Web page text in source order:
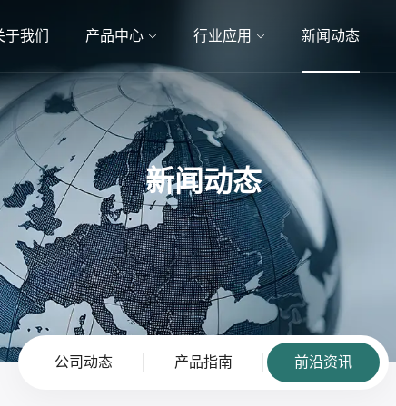
于我们 产品中心 行业应用 新闻动态
新闻动态
公司动态 产品指南 前沿资讯